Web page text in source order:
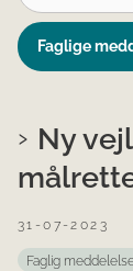
Faglige
Ny
31-07-2023
Faglig